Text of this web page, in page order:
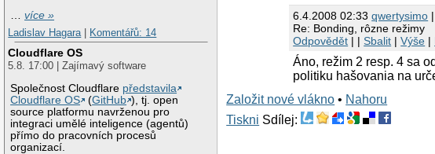
…více »
Ladislav Hagara | Komentářů: 14
Cloudflare OS
5.8. 17:00 | Zajímavý software
Společnost Cloudflare představila
Cloudflare OS
(GitHub ), tj. open
source platformu navrženou pro
integraci umělé inteligence (agentů)
přímo do pracovních procesů
organizací.
6.4.2008 02:33qwertysimo
Re: Bonding, rôzne režimy
Odpovědět | |Sbalit |Výše |
Áno, režim 2 resp. 4 sa
politiku hašovania na
Založit nové vlákno • Nahoru
Tiskni Sdílej: